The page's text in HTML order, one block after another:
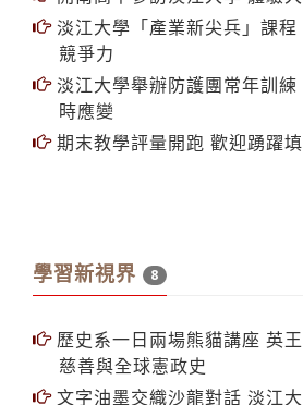
競爭力
淡江大學舉辦防護團常年訓練
時應變
期末教學評量開跑 歡迎踴躍
慈善與全球憲政史
文字油墨交織沙龍對話 淡江
出跨界能量